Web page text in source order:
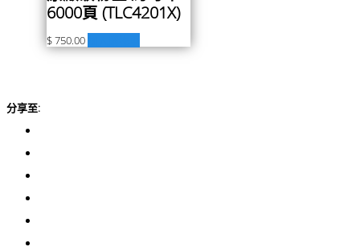
6000頁 (TLC4201X)
$750.00
分享至: